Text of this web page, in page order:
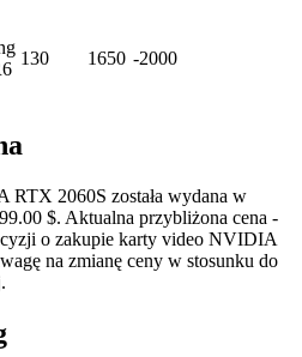
130 1650 -2000
2060S została wydana w
$. Aktualna przybliżona cena -
o zakupie karty video NVIDIA
na zmianę ceny w stosunku do